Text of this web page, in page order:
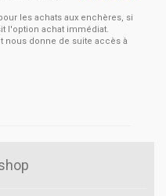
les achats aux enchères, si
l'option achat immédiat.
nous donne de suite accès à